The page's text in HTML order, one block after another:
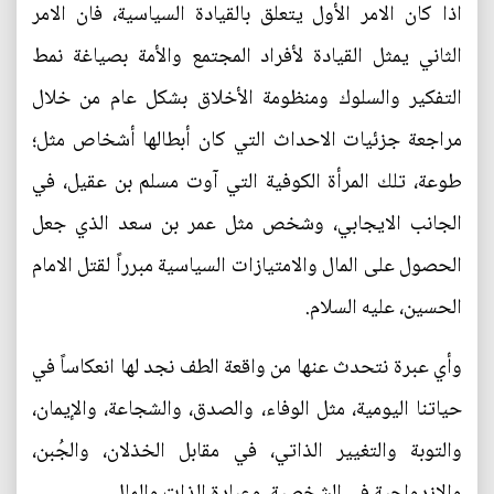
اذا كان الامر الأول يتعلق بالقيادة السياسية، فان الامر
الثاني يمثل القيادة لأفراد المجتمع والأمة بصياغة نمط
التفكير والسلوك ومنظومة الأخلاق بشكل عام من خلال
مراجعة جزئيات الاحداث التي كان أبطالها أشخاص مثل؛
طوعة، تلك المرأة الكوفية التي آوت مسلم بن عقيل، في
الجانب الايجابي، وشخص مثل عمر بن سعد الذي جعل
الحصول على المال والامتيازات السياسية مبرراً لقتل الامام
الحسين، عليه السلام.
وأي عبرة نتحدث عنها من واقعة الطف نجد لها انعكاساً في
حياتنا اليومية، مثل الوفاء، والصدق، والشجاعة، والإيمان،
والتوبة والتغيير الذاتي، في مقابل الخذلان، والجُبن،